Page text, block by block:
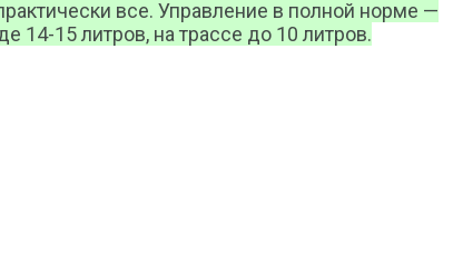
все. Управление в полной норме —
14-15 литров, на трассе до 10 литров.